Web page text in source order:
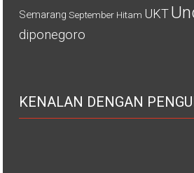
Semarang September Hitam UKT
diponegoro
KENALAN DENGAN